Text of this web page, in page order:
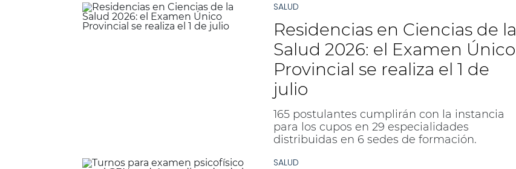
SALUD
Residencias en Ciencias de la
Salud 2026: el Examen Único
Provincial se realiza el 1 de
julio
165 postulantes cumplirán con la instancia
para los cupos en 29 especialidades
distribuidas en 6 sedes de formación.
SALUD